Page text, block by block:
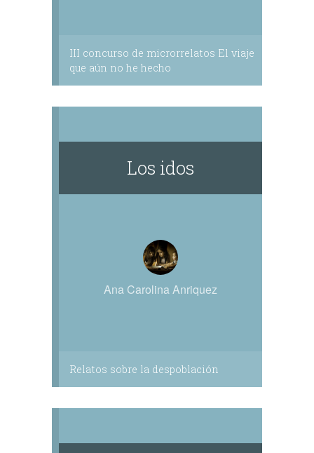
III concurso de microrrelatos El viaje
que aún no he hecho
Los idos
Ana Carolina Anriquez
Relatos sobre la despoblación